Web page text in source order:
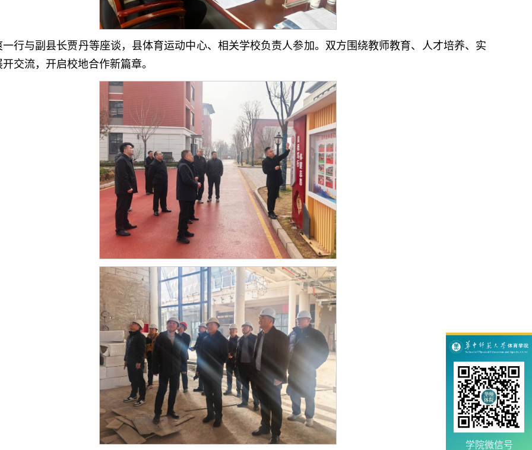
一行与副县长贾丹等座谈，县体育运动中心、相关学校负责人参加。双方围绕教师教育、人才培养、实
交流，开启校地合作新篇章。
学院微信号